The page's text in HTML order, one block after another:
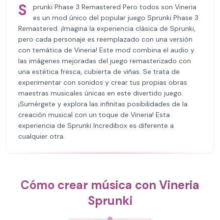
S
prunki Phase 3 Remastered Pero todos son Vineria
es un mod único del popular juego Sprunki Phase 3
Remastered. ¡Imagina la experiencia clásica de Sprunki,
pero cada personaje es reemplazado con una versión
con temática de Vineria! Este mod combina el audio y
las imágenes mejoradas del juego remasterizado con
una estética fresca, cubierta de viñas. Se trata de
experimentar con sonidos y crear tus propias obras
maestras musicales únicas en este divertido juego.
¡Sumérgete y explora las infinitas posibilidades de la
creación musical con un toque de Vineria! Esta
experiencia de Sprunki Incredibox es diferente a
cualquier otra.
Cómo crear música con Vineria
Sprunki